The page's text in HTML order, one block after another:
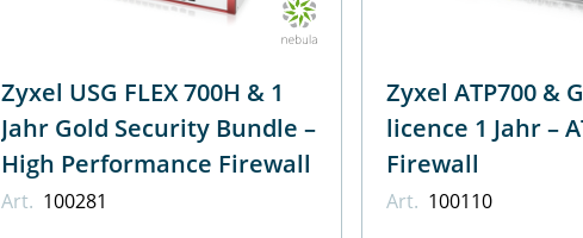
Zyxel USG FLEX 700H & 1
Jahr Gold Security Bundle –
High Performance Firewall
Art. 100281
Zyxel ATP700 &
licence 1 Jahr – ATP
Firewall
Art. 100110